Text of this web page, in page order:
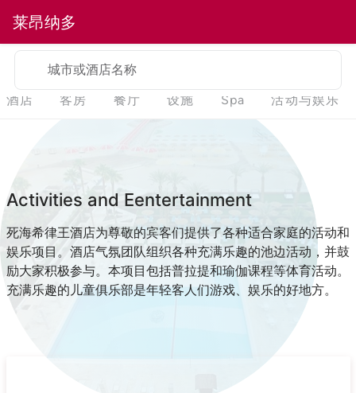
莱昂纳多
城市或酒店名称
酒店 客房 餐厅 设施 Spa 活动与娱乐
Activities and Eentertainment
死海希律王酒店为尊敬的宾客们提供了各种适合家庭的活动和
娱乐项目。酒店气氛团队组织各种充满乐趣的池边活动，并鼓
励大家积极参与。本项目包括普拉提和瑜伽课程等体育活动。
充满乐趣的儿童俱乐部是年轻客人们游戏、娱乐的好地方。